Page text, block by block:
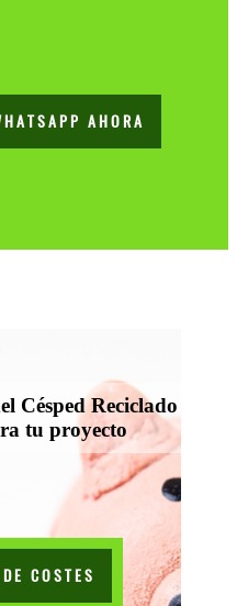
AHORA
Césped Reciclado
tu proyecto
COSTES